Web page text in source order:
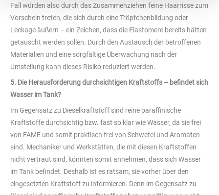
Fall würden also durch das Zusammenziehen feine Haarrisse zum
Vorschein treten, die sich durch eine Tröpfchenbildung oder
Leckage äußern – ein Zeichen, dass die Elastomere bereits hätten
getauscht werden sollen. Durch den Austausch der betroffenen
Materialien und eine sorgfältige Überwachung nach der
Umstellung kann dieses Risiko reduziert werden.
5. Die Herausforderung durchsichtigen Kraftstoffs – befindet sich
Wasser im Tank?
Im Gegensatz zu Dieselkraftstoff sind reine paraffinische
Kraftstoffe durchsichtig bzw. fast so klar wie Wasser, da sie frei
von FAME und somit praktisch frei von Schwefel und Aromaten
sind. Mechaniker und Werkstätten, die mit diesen Kraftstoffen
nicht vertraut sind, könnten somit annehmen, dass sich Wasser
im Tank befindet. Deshalb ist es ratsam, sie vorher über den
eingesetzten Kraftstoff zu informieren. Denn im Gegensatz zu